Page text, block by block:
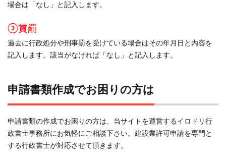
場合は「なし」と記入します。
③賞罰
過去に行政処分や刑事罰を受けている場合はその年月日と内容を
記入します。該当がなければ「なし」と記入します。
申請書類作成でお困りの方は
申請書類の作成でお困りの方は、当サイトを運営するイロドリ行
政書士事務所にお気軽にご相談下さい。建設業許可申請を専門と
する行政書士が対応させて頂きます。